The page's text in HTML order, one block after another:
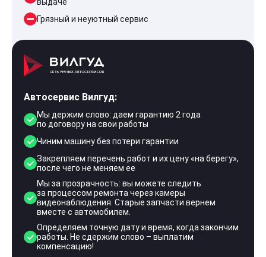
Грязный и неуютный сервис
Автосервис Вилгуд:
Мы держим слово: даем гарантию 2 года
по договору на свои работы
Чиним машину без потери гарантии
Закрепляем перечень работ и их цену «на берегу»,
после чего не меняем ее
Мы за прозрачность: вы можете следить
за процессом ремонта через камеры
видеонаблюдения. Старые запчасти вернем
вместе с автомобилем.
Определяем точную дату и время, когда закончим
работы. Не сдержим слово – выплатим
компенсацию!